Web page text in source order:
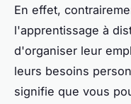
En effet,
l'apprentissage à
d'organiser leur
leurs besoins
signifie que vous